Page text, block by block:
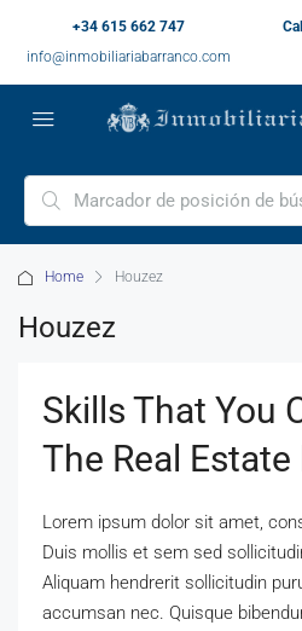
+34 615 662 747
info@inmobiliariabarranco.com
Home Houzez
Houzez
Skills That You
The Real
Lorem ipsum dolor sit amet,
Duis mollis et sem sed
Aliquam hendrerit sollicitudin
accumsan nec. Quisque